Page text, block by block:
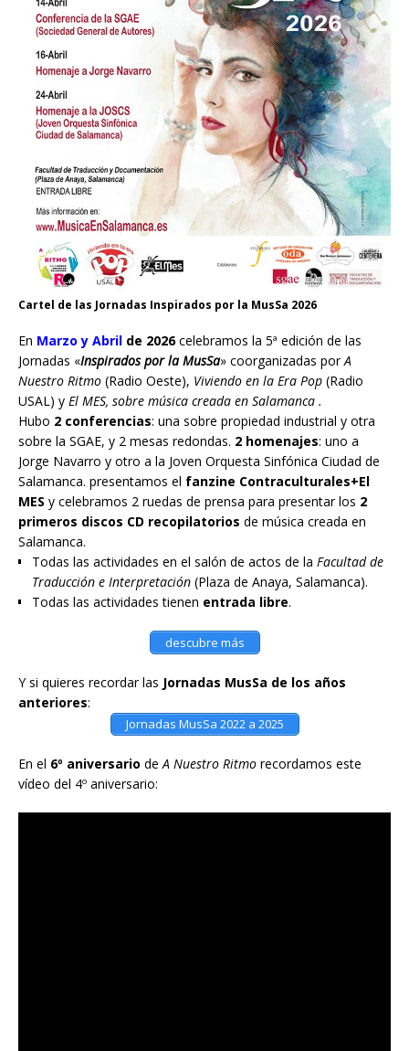
Cartel de las Jornadas Inspirados por la MusSa 2026
En Marzo y Abril de 2026celebramos la 5ª edición de las
Jornadas «Inspirados por la MusSa» coorganizadas porA
Nuestro Ritmo (Radio Oeste), Viviendo en la Era Pop (Radio
USAL) y El MES, sobre música creada en Salamanca .
Hubo 2 conferencias: una sobre propiedad industrial y otra
sobre la SGAE, y 2 mesas redondas. 2 homenajes: uno a
Jorge Navarro y otro a la Joven Orquesta Sinfónica Ciudad de
Salamanca. presentamos el fanzine Contraculturales+El
MES y celebramos 2 ruedas de prensa para presentar los 2
primeros discos CD recopilatorios de música creada en
Salamanca.
Todas las actividades en el salón de actos de la Facultad de
Traducción e Interpretación (Plaza de Anaya, Salamanca).
Todas las actividades tienen entrada libre.
descubre más
Y si quieres recordar las Jornadas MusSa de los años
anteriores:
Jornadas MusSa 2022 a 2025
En el 6º aniversario deA Nuestro Ritmo recordamos este
vídeo del 4º aniversario: